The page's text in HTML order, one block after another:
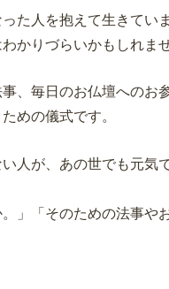
た人を抱えて生きていま
かりづらいかもしれませ
、毎日のお仏壇へのお
めの儀式です。
人が、あの世でも元気
」「そのための法事や